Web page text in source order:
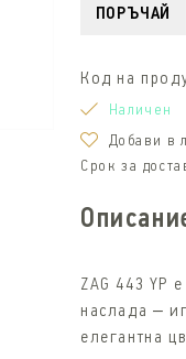
ПОРЪЧАЙ
Код на
Наличен
Добави в
Срок за
ZAG 443 YP
наслада –
елегантна